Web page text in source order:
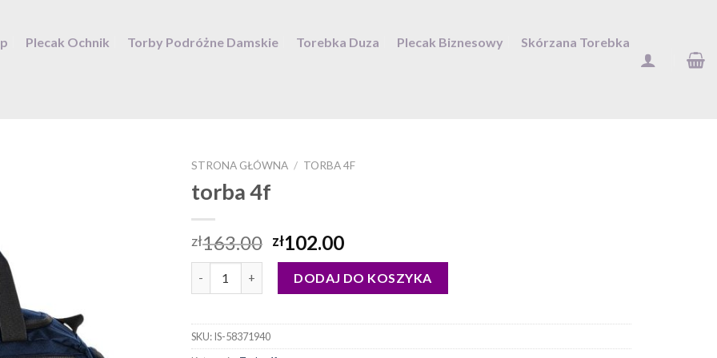
Plecak Ochnik Torby Podróżne Damskie Torebka Duza Plecak Biznesowy Skórzana Torebka
STRONA GŁÓWNA / TORBA 4F
torba 4f
zł163.00 zł102.00
DODAJ DO KOSZYKA
SKU:IS-58371940